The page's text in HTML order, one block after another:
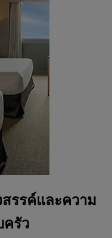
รรค์และความ
ครัว